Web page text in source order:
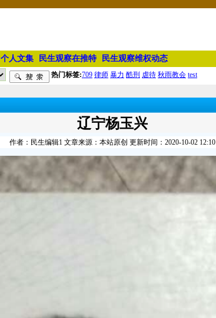
个人文集 民生观察在推特 民生观察维权动态
热门标签:709 律师 暴力 酷刑 虐待 秋雨教会 test
辽宁杨玉兴
作者：民生编辑1 文章来源：本站原创 更新时间：2020-10-02 12:10